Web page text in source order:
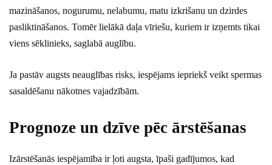
mazināšanos, nogurumu, nelabumu, matu izkrišanu un dzirdes
pasliktināšanos. Tomēr lielākā daļa vīriešu, kuriem ir izņemts tikai
viens sēklinieks, saglabā auglību.
Ja pastāv augsts neauglības risks, iespējams iepriekš veikt spermas
sasaldēšanu nākotnes vajadzībām.
Prognoze un dzīve pēc ārstēšanas
Izārstēšanās iespējamība ir ļoti augsta, īpaši gadījumos, kad